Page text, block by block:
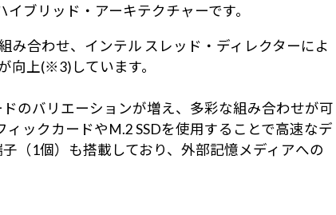
ブリッド・アーキテクチャーです。
合わせ、インテル スレッド・ディレクターによ
向上(※3)しています。
のバリエーションが増え、多彩な組み合わせが可
ックカードやM.2 SSDを使用することで高速なデ
（1個）も搭載しており、外部記憶メディアへの